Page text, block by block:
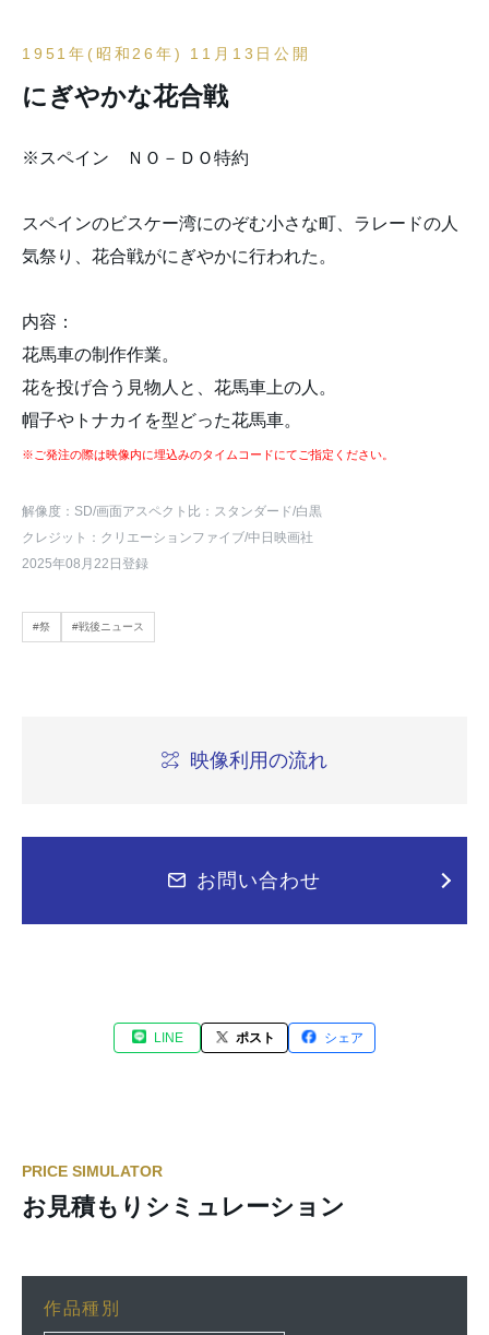
1951年(昭和26年) 11月13日公開
にぎやかな花合戦
※スペイン ＮＯ－ＤＯ特約
スペインのビスケー湾にのぞむ小さな町、ラレードの人
気祭り、花合戦がにぎやかに行われた。
内容：
花馬車の制作作業。
花を投げ合う見物人と、花馬車上の人。
帽子やトナカイを型どった花馬車。
※ご発注の際は映像内に埋込みのタイムコードにてご指定ください。
解像度：SD/画面アスペクト比：スタンダード/白黒
クレジット：クリエーションファイブ/中日映画社
2025年08月22日登録
#祭 #戦後ニュース
映像利用の流れ
お問い合わせ
LINE ポスト シェア
PRICE SIMULATOR
お見積もりシミュレーション
作品種別